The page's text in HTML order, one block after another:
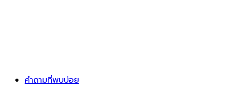
คำถามที่พบบ่อย